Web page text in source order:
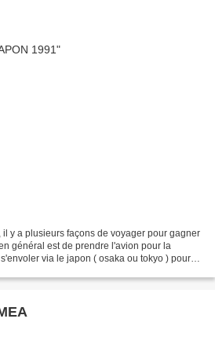
il y a plusieurs façons de voyager pour gagner
général est de prendre l'avion pour la
via le japon ( osaka ou tokyo ) pour